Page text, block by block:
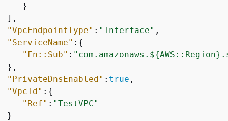
}
],
"VpcEndpointType" : "Interface" ,
"ServiceName" : {
"Fn::Sub" : "com.amazonaws.${
},
"PrivateDnsEnabled" : true ,
"VpcId" : {
"Ref" : "TestVPC"
}